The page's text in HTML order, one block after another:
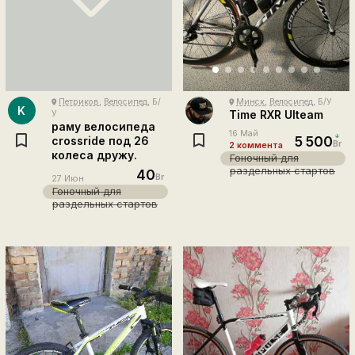
K
place Петриков, Велосипед, Б/
У
раму велосипеда
crossride под 26
колеса дружу.
27 Июн 40Br
Гоночный для
раздельных стартов
place Минск, Велосипед, Б/У
Time RXR Ulteam
16 Май
2 коммента
5 500Br
Гоночный для
раздельных стартов